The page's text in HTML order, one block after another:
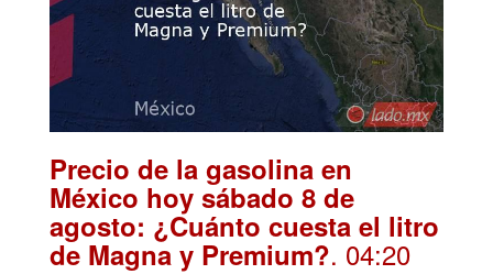
Precio de la gasolina en
México hoy sábado 8 de
agosto: ¿Cuánto cuesta el litro
de Magna y Premium?. 04:20